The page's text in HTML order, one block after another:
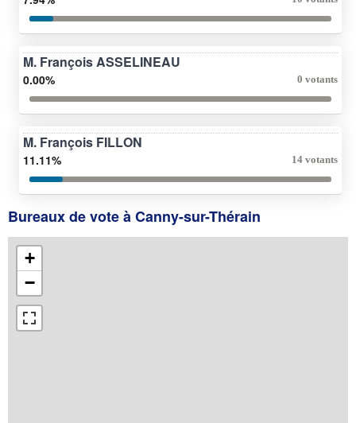
M. François ASSELINEAU
0.00% 0 votants
M. François FILLON
11.11% 14 votants
Bureaux de vote à Canny-sur-Thérain
+
−